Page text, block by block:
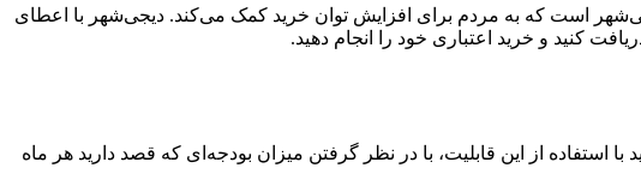
در بین رقباست. سقف خرید قسطی ۳۰۰ میلیون تومانی خدمتی از دیجی‌شهر است که به مردم برای افزایش توان خرید کمک می‌کند. دیجی‌شهر با اعطای
با استفاده از این قابلیت، با در نظر گرفتن میزان بودجه‌ای که قصد دارید هر ماه